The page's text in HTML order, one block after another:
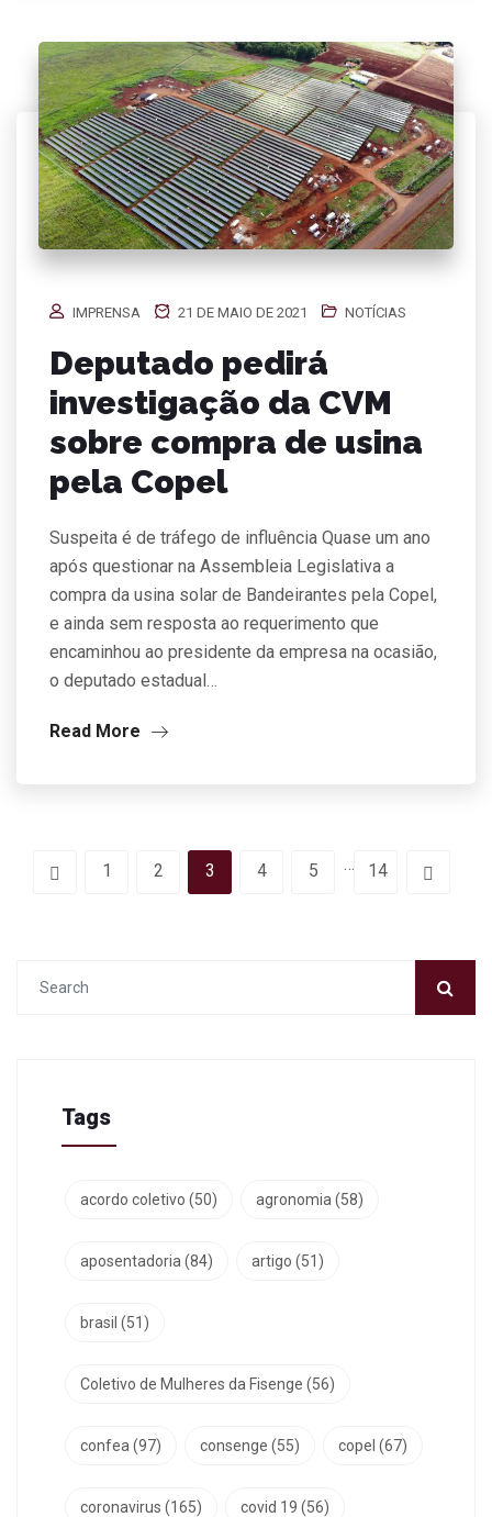
IMPRENSA 21 DE MAIO DE 2021 NOTÍCIAS
Deputado pedirá
investigação da CVM
sobre compra de usina
pela Copel
Suspeita é de tráfego de influência Quase um ano
após questionar na Assembleia Legislativa a
compra da usina solar de Bandeirantes pela Copel,
e ainda sem resposta ao requerimento que
encaminhou ao presidente da empresa na ocasião,
o deputado estadual…
Read More
1 2 3 4 5 … 14
Tags
acordo coletivo (50) agronomia (58)
aposentadoria (84) artigo (51)
brasil (51)
Coletivo de Mulheres da Fisenge (56)
confea (97) consenge (55) copel (67)
coronavirus (165) covid 19 (56)